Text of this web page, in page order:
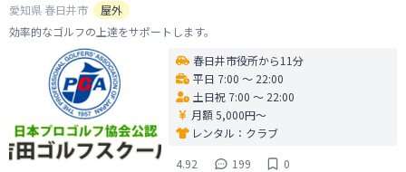
愛知県 春日井市
屋外
効率的なゴルフの上達をサポートします。
春日井市役所から11分
平日 7:00 〜 22:00
土日祝 7:00 〜 22:00
月額 5,000円〜
レンタル： クラブ
4.92
199
0